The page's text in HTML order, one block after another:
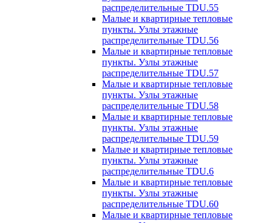
распределительные TDU.55
Малые и квартирные тепловые
пункты. Узлы этажные
распределительные TDU.56
Малые и квартирные тепловые
пункты. Узлы этажные
распределительные TDU.57
Малые и квартирные тепловые
пункты. Узлы этажные
распределительные TDU.58
Малые и квартирные тепловые
пункты. Узлы этажные
распределительные TDU.59
Малые и квартирные тепловые
пункты. Узлы этажные
распределительные TDU.6
Малые и квартирные тепловые
пункты. Узлы этажные
распределительные TDU.60
Малые и квартирные тепловые